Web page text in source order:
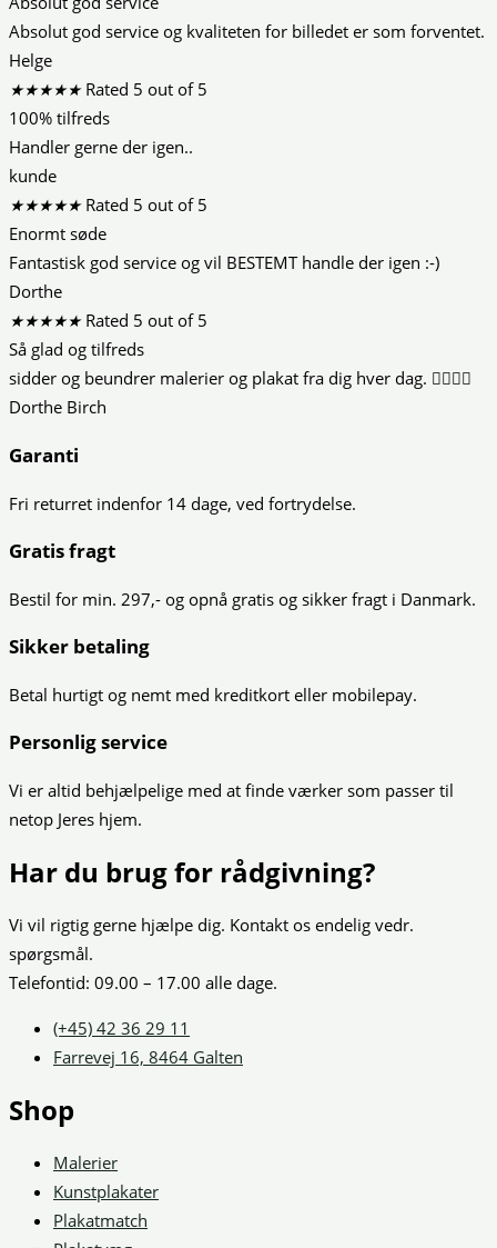
Absolut god service og kvaliteten for billedet er som forventet.
Helge
★★★★★ Rated 5 out of 5
100% tilfreds
Handler gerne der igen..
kunde
★★★★★ Rated 5 out of 5
Enormt søde
Fantastisk god service og vil BESTEMT handle der igen :-)
Dorthe
★★★★★ Rated 5 out of 5
Så glad og tilfreds
sidder og beundrer malerier og plakat fra dig hver dag. 👍🏻😍😍
Dorthe Birch
Garanti
Fri returret indenfor 14 dage, ved fortrydelse.
Gratis fragt
Bestil for min. 297,- og opnå gratis og sikker fragt i Danmark.
Sikker betaling
Betal hurtigt og nemt med kreditkort eller mobilepay.
Personlig service
Vi er altid behjælpelige med at finde værker som passer til
netop Jeres hjem.
Har du brug for rådgivning?
Vi vil rigtig gerne hjælpe dig. Kontakt os endelig vedr.
spørgsmål.
Telefontid: 09.00 – 17.00 alle dage.
(+45) 42 36 29 11
Farrevej 16, 8464 Galten
Shop
Malerier
Kunstplakater
Plakatmatch